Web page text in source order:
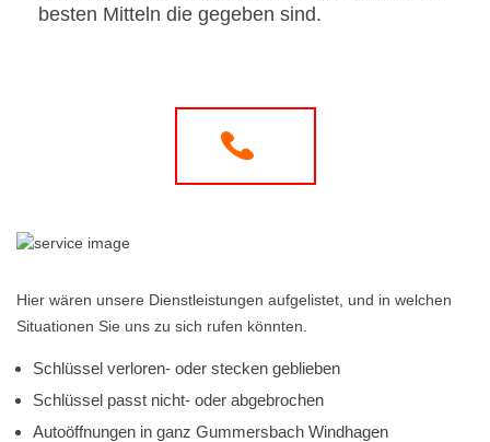
besten Mitteln die gegeben sind.
Hier wären unsere Dienstleistungen aufgelistet, und in welchen
Situationen Sie uns zu sich rufen könnten.
Schlüssel verloren- oder stecken geblieben
Schlüssel passt nicht- oder abgebrochen
Autoöffnungen in ganz Gummersbach Windhagen